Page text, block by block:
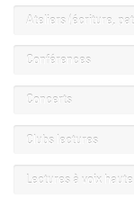
Ateliers (écriture,
Conférences
Concerts
Clubs lectures
Lectures à voix